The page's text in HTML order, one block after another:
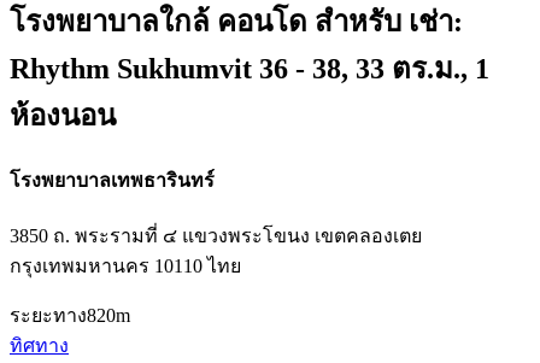
โรงพยาบาลใกล้ คอนโด สำหรับ เช่า:
Rhythm Sukhumvit 36 - 38, 33 ตร.ม., 1
ห้องนอน
โรงพยาบาลเทพธารินทร์
3850 ถ. พระรามที่ ๔ แขวงพระโขนง เขตคลองเตย
กรุงเทพมหานคร 10110 ไทย
ระยะทาง820m
ทิศทาง